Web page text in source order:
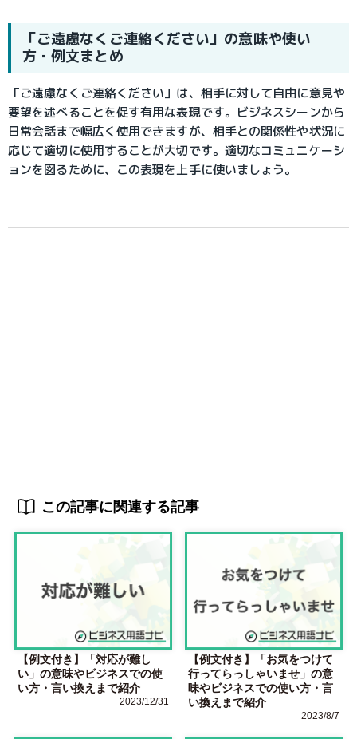
「ご遠慮なくご連絡ください」の意味や使い
方・例文まとめ
「ご遠慮なくご連絡ください」は、相手に対して自由に意見や
要望を述べることを促す有用な表現です。ビジネスシーンから
日常会話まで幅広く使用できますが、相手との関係性や状況に
応じて適切に使用することが大切です。適切なコミュニケーシ
ョンを図るために、この表現を上手に使いましょう。
この記事に関連する記事
【例文付き】「対応が難し
い」の意味やビジネスでの使
い方・言い換えまで紹介
2023/12/31
【例文付き】「お気をつけて
行ってらっしゃいませ」の意
味やビジネスでの使い方・言
い換えまで紹介
2023/8/7